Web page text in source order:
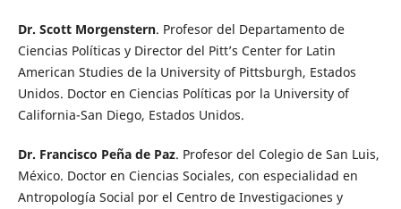
Dr. Scott Morgenstern. Profesor del Departamento de
Ciencias Políticas y Director del Pitt’s Center for Latin
American Studies de la University of Pittsburgh, Estados
Unidos. Doctor en Ciencias Políticas por la University of
California-San Diego, Estados Unidos.
Dr. Francisco Peña de Paz. Profesor del Colegio de San Luis,
México. Doctor en Ciencias Sociales, con especialidad en
Antropología Social por el Centro de Investigaciones y